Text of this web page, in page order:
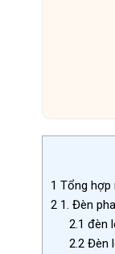
1 Tổng hợp
2 1. Đèn
2.1 đèn
2.2 Đèn